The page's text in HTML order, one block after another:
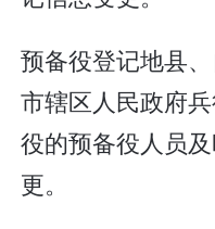
预备役登记地县、
市辖区人民政府
役的预备役人员
更。